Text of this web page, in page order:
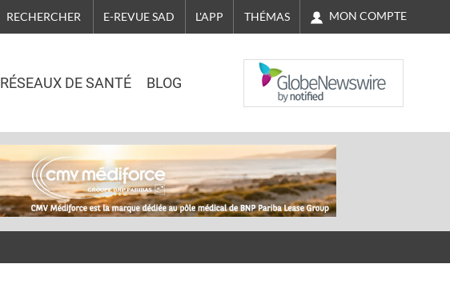
RECHERCHER E-REVUE SAD L'APP THÉMAS MON COMPTE
RÉSEAUX DE SANTÉ BLOG
NASDAQ